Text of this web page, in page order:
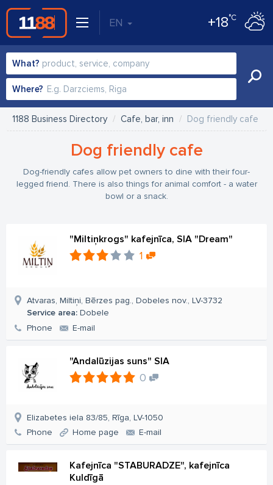
EN +18°C
What?
Where?
1188 Business Directory Cafe, bar, inn Dog friendly cafe
Dog friendly cafe
Dog-friendly cafes allow pet owners to dine with their four-
legged friend. There is also things for animal comfort - a water
bowl or a snack.
"Miltiņkrogs" kafejnīca, SIA "Dream"
1
Atvaras, Miltiņi, Bērzes pag., Dobeles nov., LV-3732
Service area: Dobele
Phone
E-mail
"Andalūzijas suns" SIA
0
Elizabetes iela 83/85, Rīga, LV-1050
Phone
Home page E-mail
Kafejnīca "STABURADZE", kafejnīca
Kuldīgā